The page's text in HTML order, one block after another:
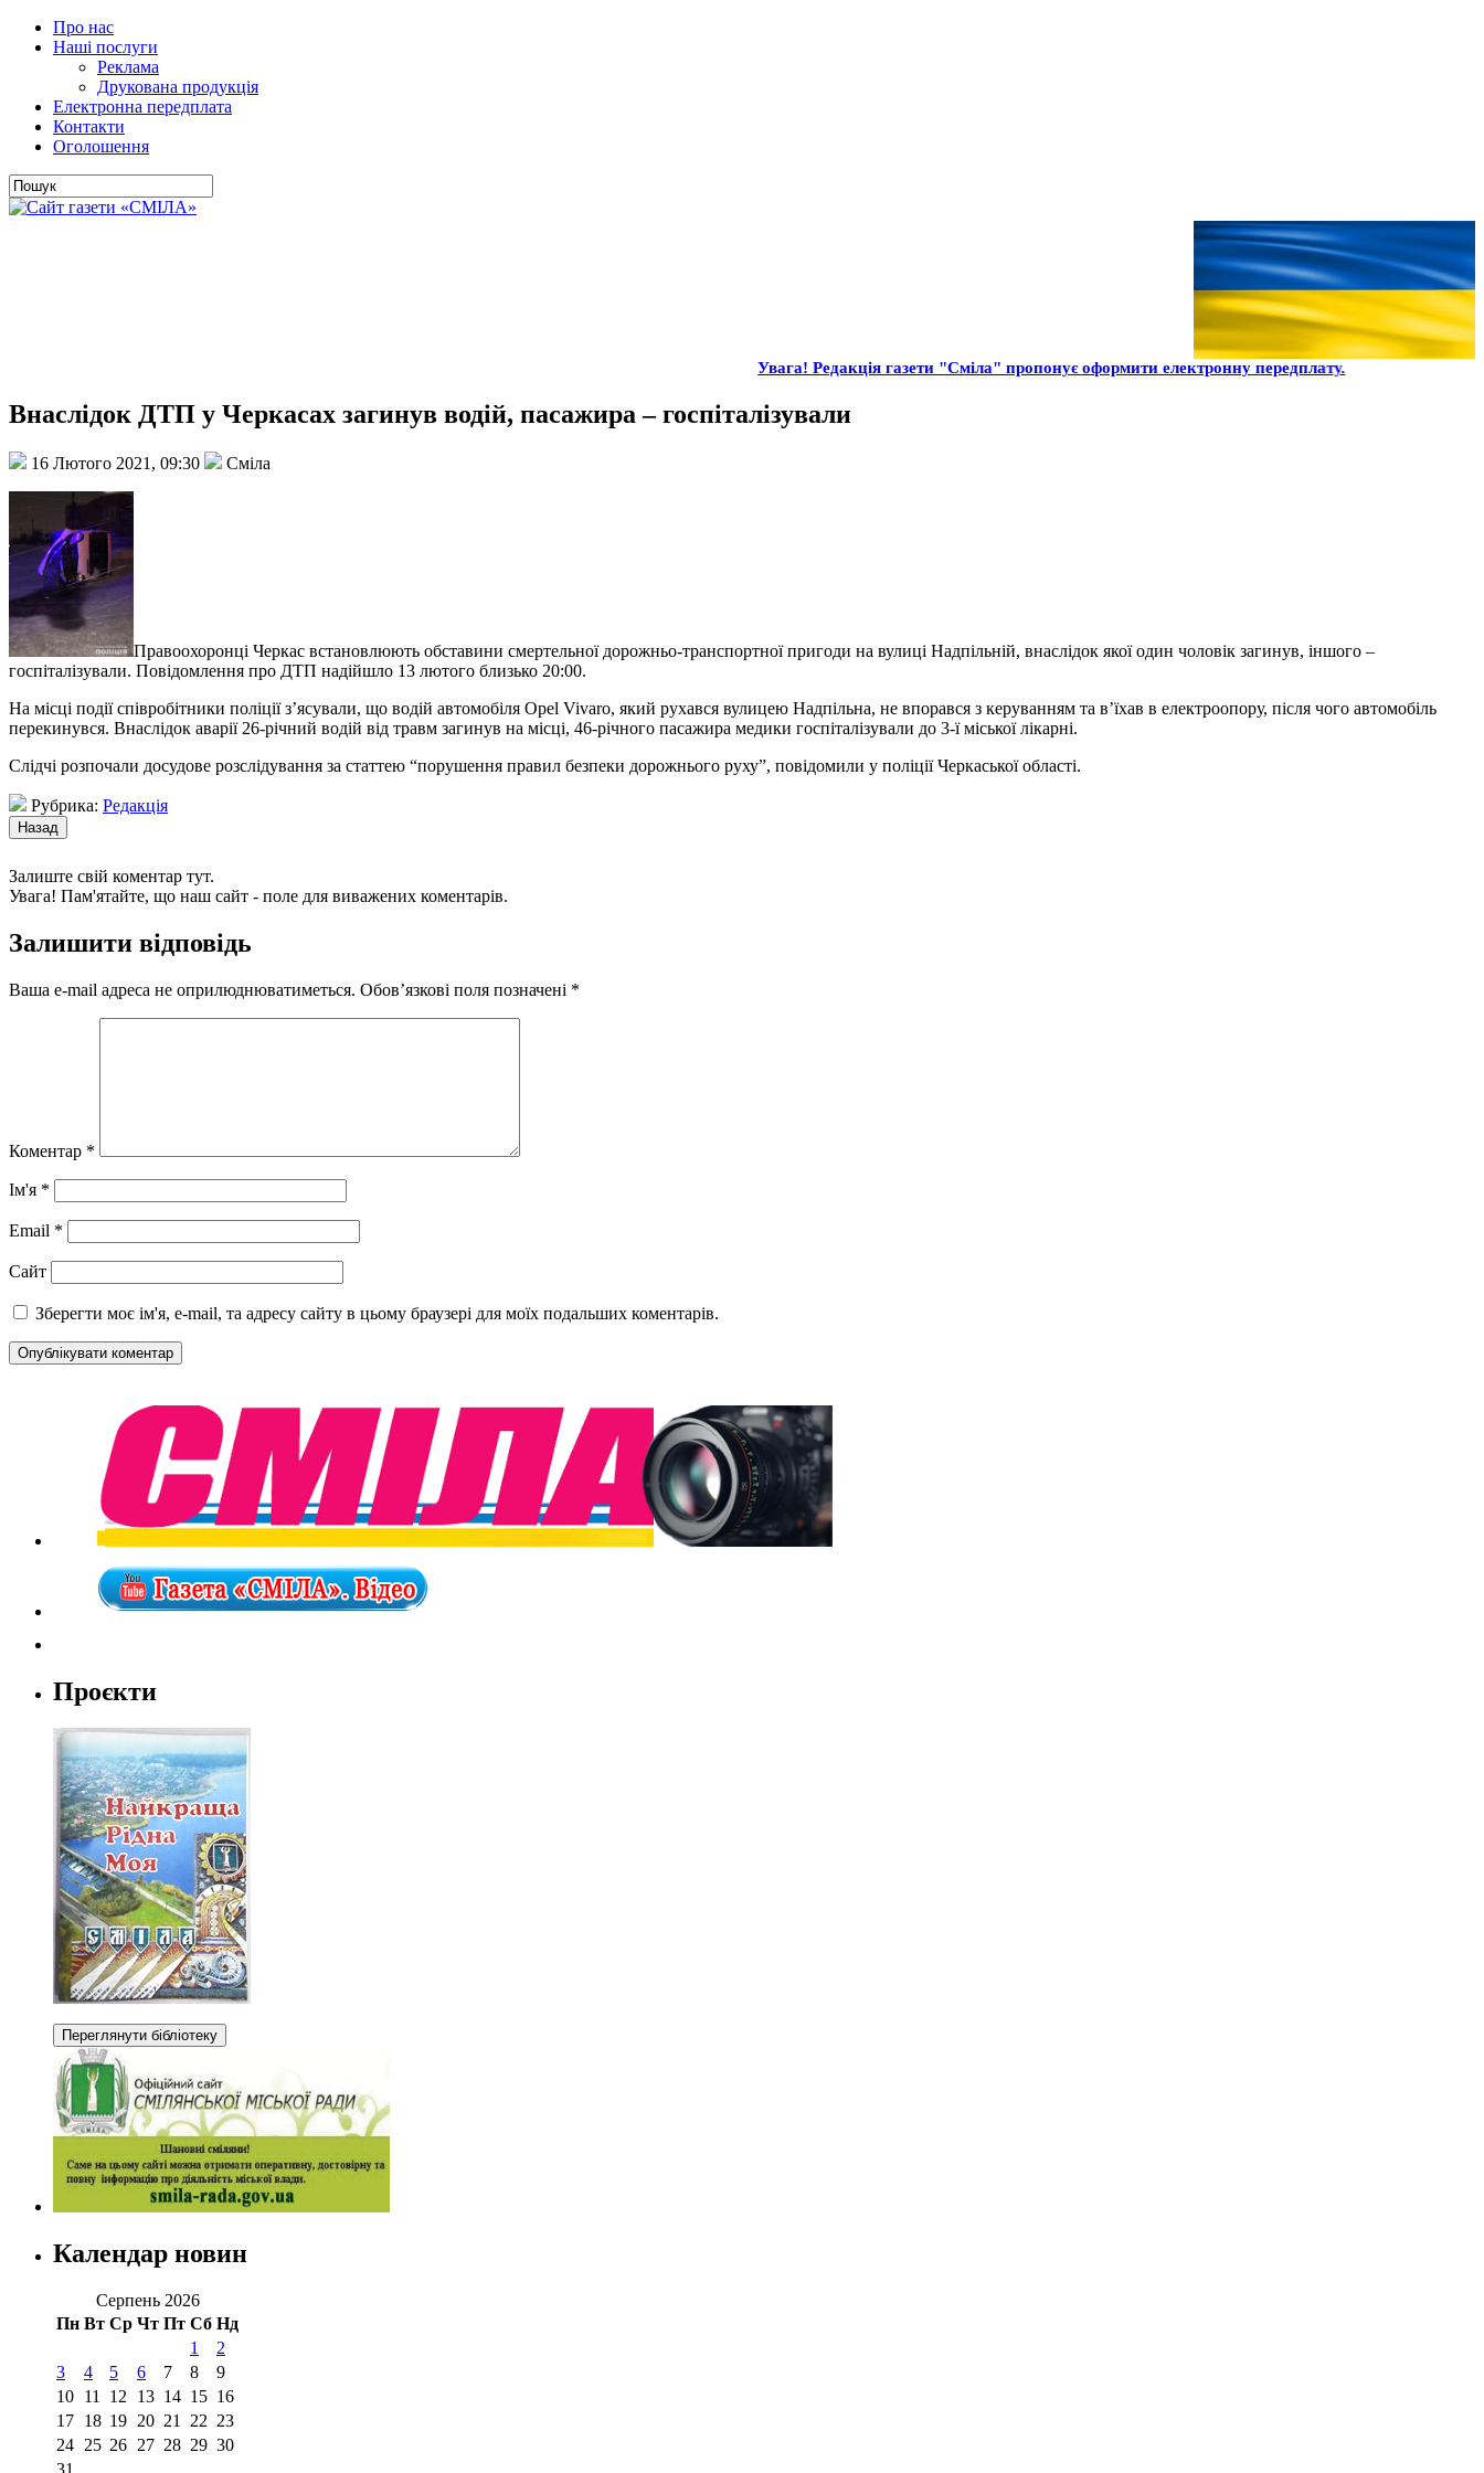
Про нас
Наші послуги
Реклама
Друкована продукція
Електронна передплата
Контакти
Оголошення
Увага! Редакція газети "Сміла" пропонує оформити електронну передплату.
Внаслідок ДТП у Черкасах загинув водій, пасажира – госпіталізували
16 Лютого 2021, 09:30 Сміла
Правоохоронці Черкас встановлюють обставини смертельної дорожньо-транспортної пригоди на вулиці Надпільній, внаслідок якої один чоловік загинув, іншого –
госпіталізували. Повідомлення про ДТП надійшло 13 лютого близько 20:00.
На місці події співробітники поліції з’ясували, що водій автомобіля Opel Vivaro, який рухався вулицею Надпільна, не впорався з керуванням та в’їхав в електроопору, після чого автомобіль
перекинувся. Внаслідок аварії 26-річний водій від травм загинув на місці, 46-річного пасажира медики госпіталізували до 3-ї міської лікарні.
Слідчі розпочали досудове розслідування за статтею “порушення правил безпеки дорожнього руху”, повідомили у поліції Черкаської області.
Рубрика: Редакція
Залиште свій коментар тут.
Увага! Пам'ятайте, що наш сайт - поле для виважених коментарів.
Залишити відповідь
Ваша e-mail адреса не оприлюднюватиметься. Обов’язкові поля позначені *
Коментар *
Ім'я *
Email *
Сайт
Зберегти моє ім'я, e-mail, та адресу сайту в цьому браузері для моїх подальших коментарів.
Проєкти
Календар новин
Серпень 2026
Пн Вт Ср Чт Пт Сб Нд
1
2
3
4 5 6 7 8
9
10 11 12 13 14 15 16
17 18 19 20 21 22 23
24 25 26 27 28 29 30